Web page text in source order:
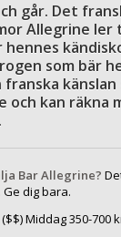
går. Det
Allegrine
hennes
som bär
och kan räkna
Bar Allegrine?
dig bara.
Middag350-700